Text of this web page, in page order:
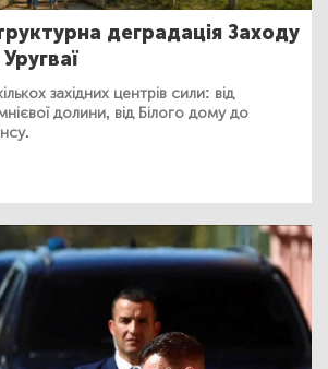
деградація Заходу
західних центрів сили: від
долини, від Білого дому до